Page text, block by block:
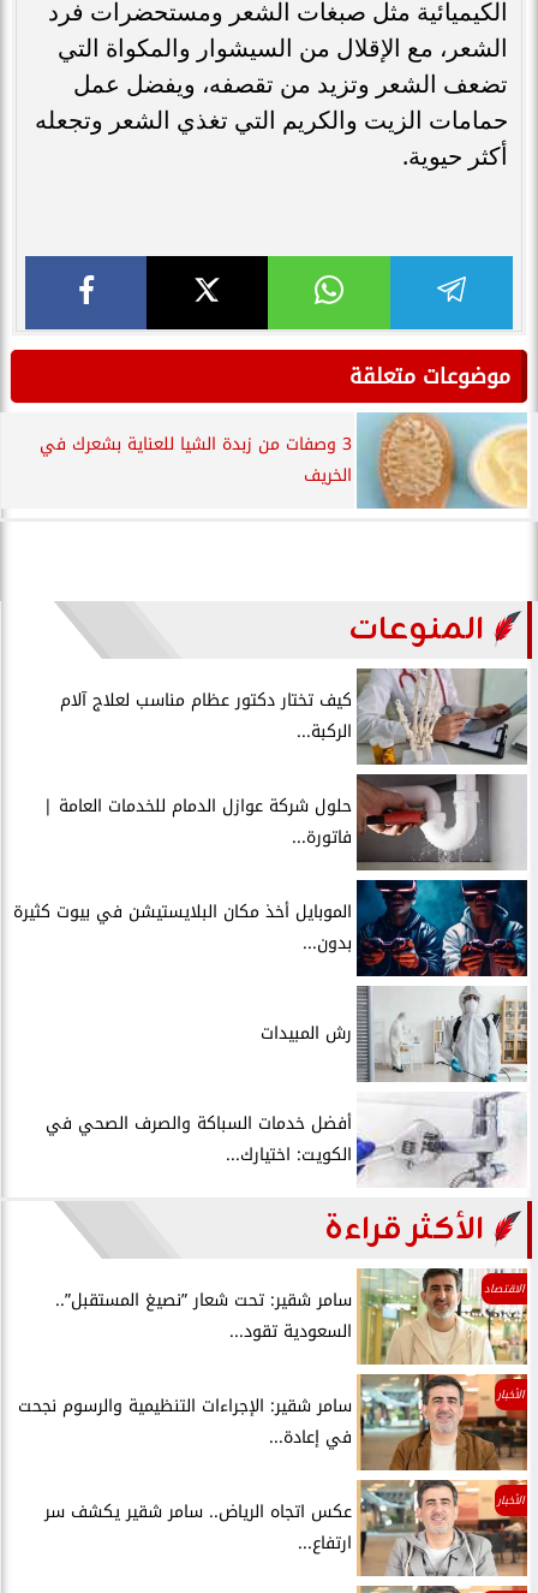
الكيميائية مثل صبغات الشعر ومستحضرات فرد
الشعر، مع الإقلال من السيشوار والمكواة التي
تضعف الشعر وتزيد من تقصفه، ويفضل عمل
حمامات الزيت والكريم التي تغذي الشعر وتجعله
أكثر حيوية.
موضوعات متعلقة
3 وصفات من زبدة الشيا للعناية بشعرك في
الخريف
المنوعات
كيف تختار دكتور عظام مناسب لعلاج آلام
الركبة...
حلول شركة عوازل الدمام للخدمات العامة |
فاتورة...
الموبايل أخذ مكان البلايستيشن في بيوت كثيرة
بدون...
رش المبيدات
أفضل خدمات السباكة والصرف الصحي في
الكويت: اختيارك...
الأكثر قراءة
الاقتصاد
سامر شقير: تحت شعار ”نصيغ المستقبل”..
السعودية تقود...
الأخبار
سامر شقير: الإجراءات التنظيمية والرسوم نجحت
في إعادة...
الأخبار
عكس اتجاه الرياض.. سامر شقير يكشف سر
ارتفاع...